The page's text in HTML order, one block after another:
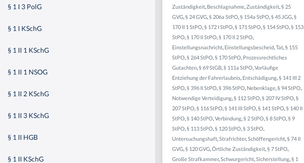
§ 1 I 3 PolG
§ 1 I KSchG
§ 1 II 1 KSchG
§ 1 II 1 NSOG
§ 1 II 2 KSchG
§ 1 II 3 KSchG
§ 1 II HGB
§ 1 II KSchG
Zuständigkeit, Beschlagnahme,Zuständigkeit,§ 25
GVG,§ 24 GVG,§ 206a StPO,§ 154a StPO,§ 45 JGG,§
170 II 1 StPO,§ 172 I StPO,§ 171 StPO,§ 154 StPO,§ 153
StPO,§ 170 II StPO,§ 170 II 2 StPO,
Einstellungsnachricht, Einstellungsbescheid,Tat,§ 155
StPO,§ 264 StPO,§ 170 StPO, Prozessrechtliches
Gutachten,§ 69 StGB,§ 111a StPO,Vorläufige
Entziehung der Fahrerlaubnis, Entschädigung,§ 141 III 2
StPO,§ 396 II StPO,§ 396 StPO, Nebenklage,§ 94 StPO,
Notwendige Verteidigung,§ 112 StPO,§ 207 IV StPO,§
207 StPO,§ 116 StPO,§ 141 III StPO,§ 141 StPO,§ 140 II
StPO,§ 140 StPO,Verbindung,§ 2 StPO,§ 8 StPO,§ 9
StPO,§ 113 StPO,§ 120 StPO,§ 3 StPO,
Untersuchungshaft,Strafrichter,Schöffengericht,§ 74 II
GVG,§ 120 GVG,Örtliche Zuständigkeit,§ 7 StPO,
Große Strafkammer,Schwurgericht,Sicherstellung,§ 1